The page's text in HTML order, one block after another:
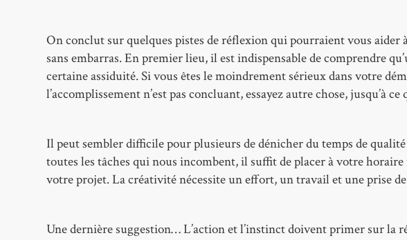
On conclut sur quelques pistes de réflexion qui pourraient vous aider
sans embarras. En premier lieu, il est indispensable de comprendre
certaine assiduité. Si vous êtes le moindrement sérieux dans votre
l’accomplissement n’est pas concluant, essayez autre chose, jusqu’à
Il peut sembler difficile pour plusieurs de dénicher du temps de
toutes les tâches qui nous incombent, il suffit de placer à votre
votre projet. La créativité nécessite un effort, un travail et une prise
Une dernière suggestion… L’action et l’instinct doivent primer sur la